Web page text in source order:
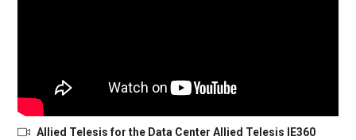
Allied Telesis for the Data Center Allied Telesis IE360